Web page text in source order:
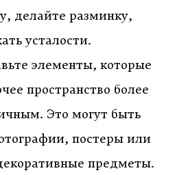
делайте разминку,
усталости.
элементы, которые
пространство более
Это могут быть
постеры или
предметы.